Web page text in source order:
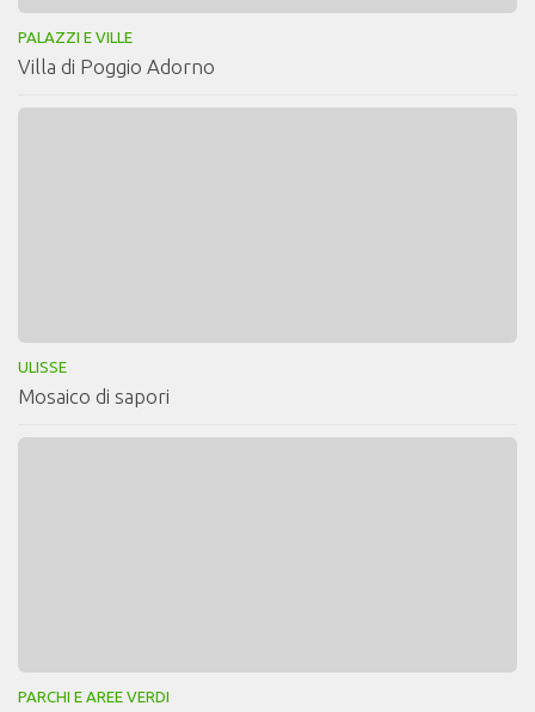
PALAZZI E VILLE
Villa di Poggio Adorno
ULISSE
Mosaico di sapori
PARCHI E AREE VERDI